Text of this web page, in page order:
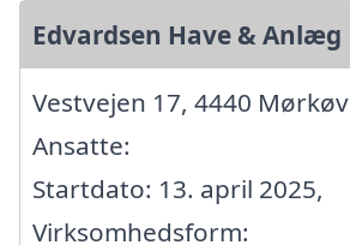
Edvardsen Have & Anlæg
Vestvejen 17, 4440 Mørkøv
Ansatte:
Startdato: 13. april 2025,
Virksomhedsform: